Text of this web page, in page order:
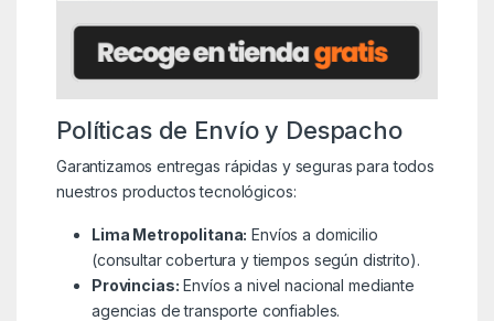
Políticas de Envío y Despacho
Garantizamos entregas rápidas y seguras para todos
nuestros productos tecnológicos:
Lima Metropolitana: Envíos a domicilio
(consultar cobertura y tiempos según distrito).
Provincias: Envíos a nivel nacional mediante
agencias de transporte confiables.